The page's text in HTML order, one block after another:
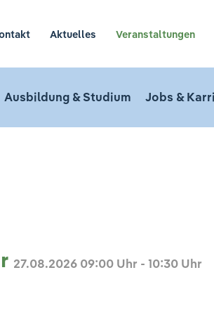
Aktuelles Veranstaltungen
Ausbildung & Studium Jobs &
27.08.2026 09:00 Uhr - 10:30 Uhr